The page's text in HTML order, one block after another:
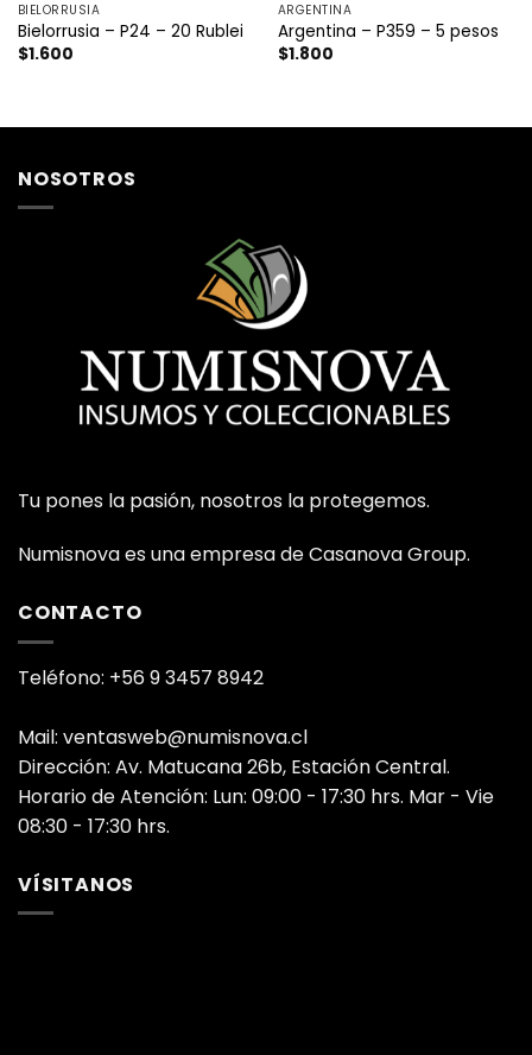
BIELORRUSIA
Bielorrusia – P24 – 20 Rublei
$1.600
ARGENTINA
Argentina – P359 – 5 pesos
$1.800
NOSOTROS
Tu pones la pasión, nosotros la protegemos.
Numisnova es una empresa de Casanova Group.
CONTACTO
Teléfono: +56 9 3457 8942
Mail: ventasweb@numisnova.cl
Dirección: Av. Matucana 26b, Estación Central.
Horario de Atención: Lun: 09:00 - 17:30 hrs. Mar - Vie
08:30 - 17:30 hrs.
VÍSITANOS